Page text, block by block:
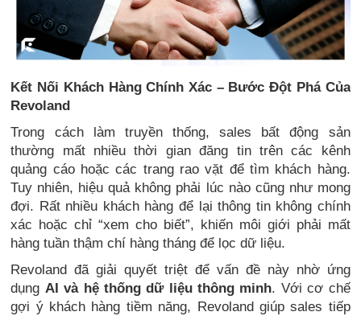
Kết Nối Khách Hàng Chính Xác – Bước Đột Phá Của
Revoland
Trong cách làm truyền thống, sales bất động sản
thường mất nhiều thời gian đăng tin trên các kênh
quảng cáo hoặc các trang rao vặt để tìm khách hàng.
Tuy nhiên, hiệu quả không phải lúc nào cũng như mong
đợi. Rất nhiều khách hàng để lại thông tin không chính
xác hoặc chỉ “xem cho biết”, khiến môi giới phải mất
hàng tuần thậm chí hàng tháng để lọc dữ liệu.
Revoland đã giải quyết triệt để vấn đề này nhờ ứng
dụng AI và hệ thống dữ liệu thông minh. Với cơ chế
gợi ý khách hàng tiềm năng, Revoland giúp sales tiếp